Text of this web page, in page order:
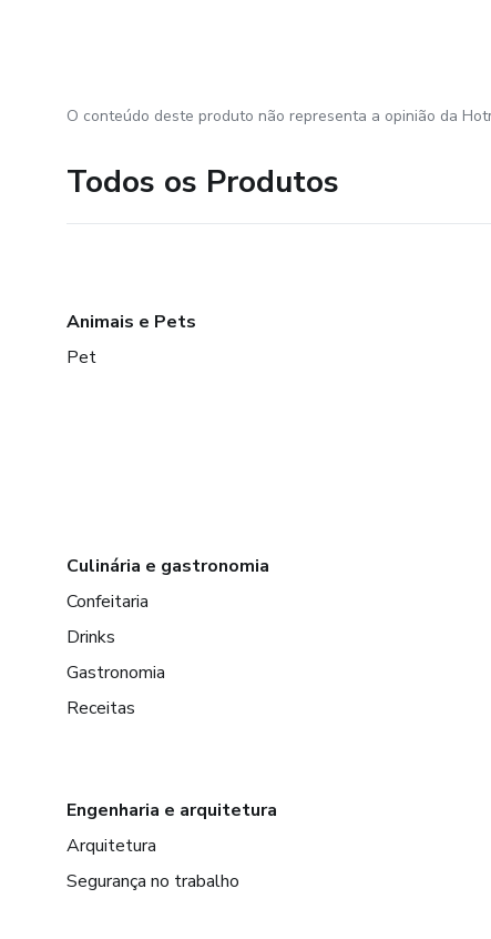
O conteúdo deste produto não representa a opinião da
Todos os Produtos
Animais e Pets
Pet
Culinária e gastronomia
Confeitaria
Drinks
Gastronomia
Receitas
Engenharia e arquitetura
Arquitetura
Segurança no trabalho